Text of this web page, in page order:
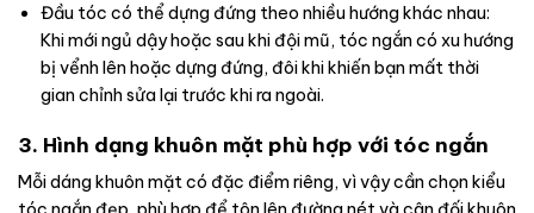
Đầu tóc có thể dựng đứng theo nhiều hướng khác nhau:
Khi mới ngủ dậy hoặc sau khi đội mũ, tóc ngắn có xu hướng
bị vểnh lên hoặc dựng đứng, đôi khi khiến bạn mất thời
gian chỉnh sửa lại trước khi ra ngoài.
3. Hình dạng khuôn mặt phù hợp với tóc ngắn
Mỗi dáng khuôn mặt có đặc điểm riêng, vì vậy cần chọn kiểu